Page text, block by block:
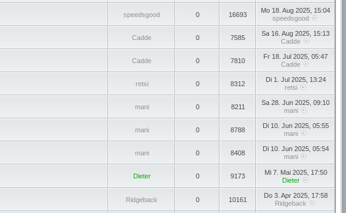
speedsgood 0 16693
Mo 18. Aug 2025, 15:04
speedsgood
Cadde 0 7585
Sa 16. Aug 2025, 15:13
Cadde
Cadde 0 7810
Fr 18. Jul 2025, 05:47
Cadde
retsi 0 8312
Di 1. Jul 2025, 13:24
retsi
mani 0 8211
Sa 28. Jun 2025, 09:10
mani
mani 0 8788
Di 10. Jun 2025, 05:55
mani
mani 0 8408
Di 10. Jun 2025, 05:54
mani
Dieter 0 9173
Mi 7. Mai 2025, 17:50
Dieter
Ridgeback 0 10161
Do 3. Apr 2025, 17:58
Ridgeback